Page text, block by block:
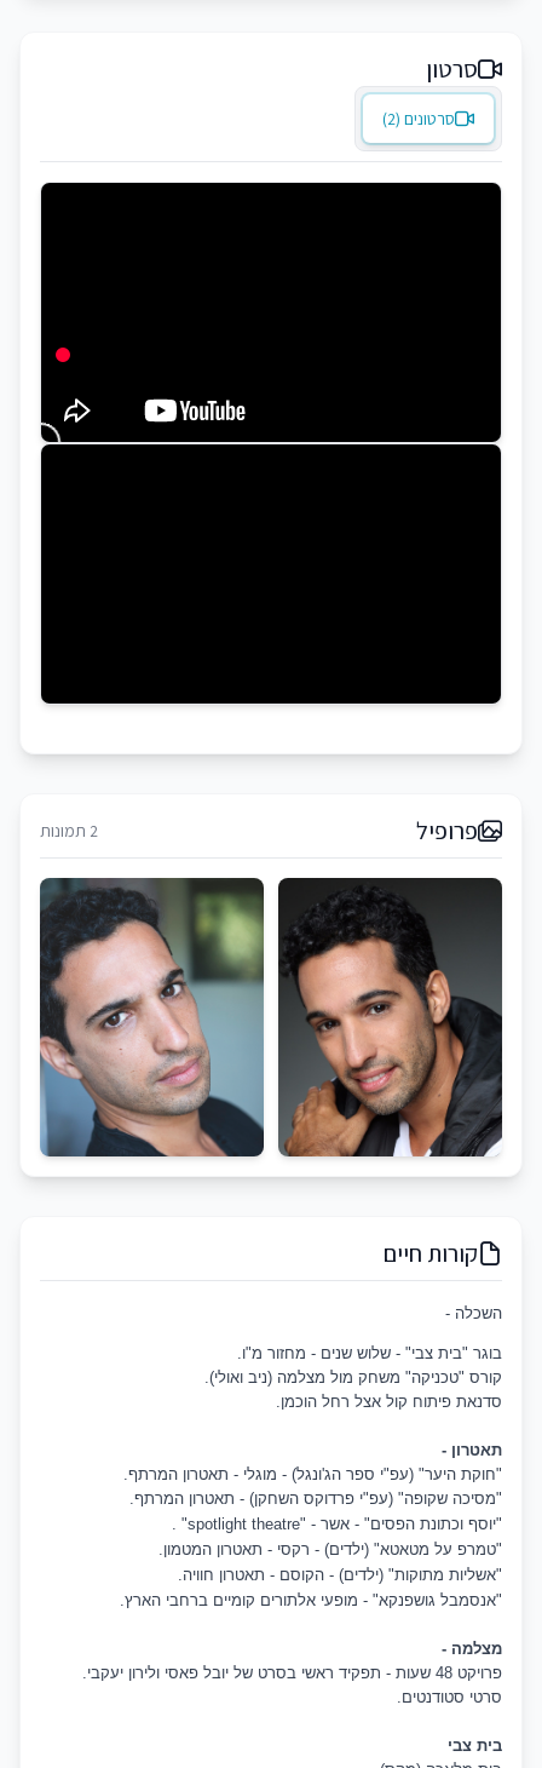
סרטון
סרטונים (2)
פרופיל 2 תמונות
קורות חיים
השכלה -
בוגר "בית צבי" - שלוש שנים - מחזור מ"ו.
קורס "טכניקה" משחק מול מצלמה (ניב ואולי).
סדנאת פיתוח קול אצל רחל הוכמן.
תאטרון -
"חוקת היער" (עפ"י ספר הג'ונגל) - מוגלי - תאטרון המרתף.
"מסיכה שקופה" (עפ"י פרדוקס השחקן) - תאטרון המרתף.
"יוסף וכתונת הפסים" - אשר - "spotlight theatre" .
"טמרפ על מטאטא" (ילדים) - רקסי - תאטרון המטמון.
"אשליות מתוקות" (ילדים) - הקוסם - תאטרון חוויה.
"אנסמבל גושפנקא" - מופעי אלתורים קומיים ברחבי הארץ.
מצלמה -
פרויקט 48 שעות - תפקיד ראשי בסרט של יובל פאסי ולירון יעקבי.
סרטי סטודנטים.
בית צבי